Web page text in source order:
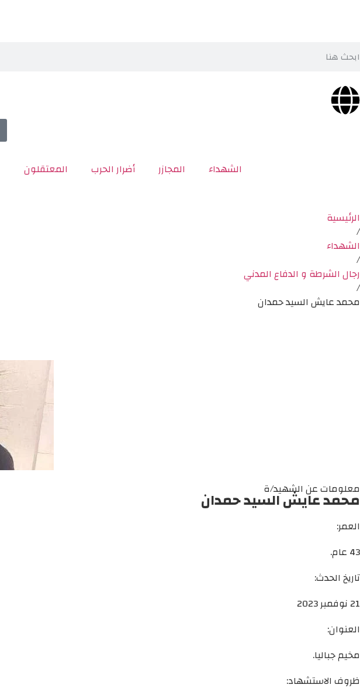
الشهداء المجازر أضرار الحرب المعتقلون
الرئيسية
/
الشهداء
/
رجال الشرطة و الدفاع المدني
/
محمد عايش السيد حمدان
معلومات عن الشهيد/ة
محمد عايش السيد حمدان
العمر:
43 عام.
تاريخ الحدث:
21 نوفمبر 2023
العنوان:
مخيم جباليا.
ظروف الاستشهاد: